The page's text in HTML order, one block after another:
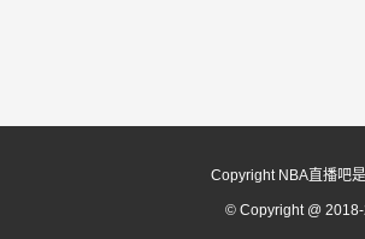
Copyright NBA直播吧
© Copyright @